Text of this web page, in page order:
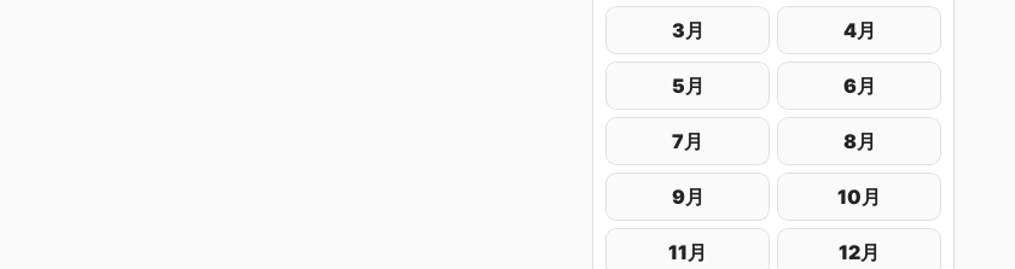
3月 4月
5月 6月
7月 8月
9月 10月
11月 12月